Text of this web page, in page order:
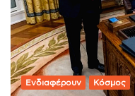
Ενδιαφέρουν Κόσμος